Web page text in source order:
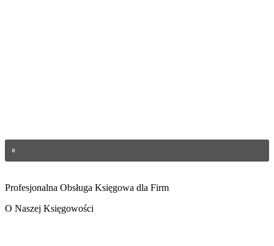
Profesjonalna Obsługa Księgowa dla Firm
O Naszej Księgowości